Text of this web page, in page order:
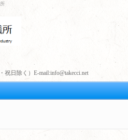
祝日除く）E-mail:info@takecci.net